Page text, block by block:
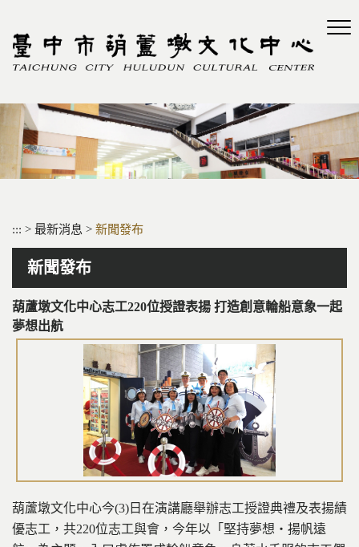
區
::: > 最新消息 > 新聞發布
新聞發布
葫蘆墩文化中心志工220位授證表揚 打造創意輪船意象一起
夢想出航
葫蘆墩文化中心今(3)日在演講廳舉辦志工授證典禮及表揚績
優志工，共220位志工與會，今年以「堅持夢想‧揚帆遠